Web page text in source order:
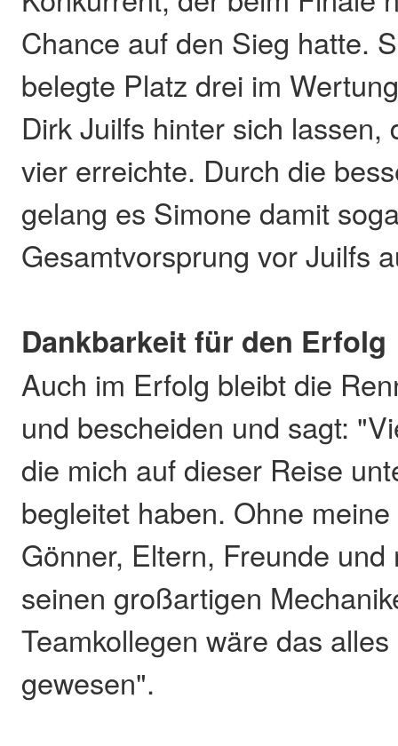
Chance auf den Sieg hatte.
belegte Platz drei im
Dirk Juilfs hinter sich lassen,
vier erreichte. Durch die
gelang es Simone damit
Gesamtvorsprung vor Juilfs
Dankbarkeit für den Erfolg
Auch im Erfolg bleibt die
und bescheiden und sagt:
die mich auf dieser Reise
begleitet haben. Ohne
Gönner, Eltern, Freunde und
seinen großartigen
Teamkollegen wäre das
gewesen".